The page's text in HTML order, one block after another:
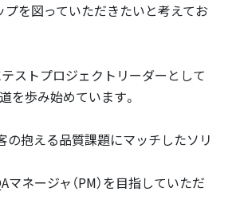
プを図っていただきたいと考えてお
ストプロジェクトリーダーとして
を歩み始めています。
抱える品質課題にマッチしたソリ
ネージャ（PM）を目指していただ